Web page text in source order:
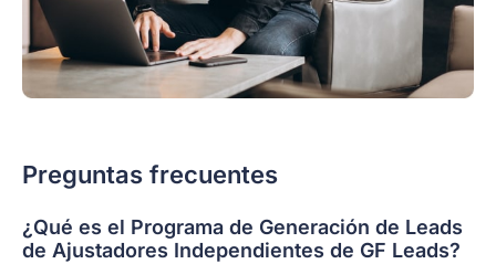
Preguntas frecuentes
¿Qué es el Programa de Generación de Leads
de Ajustadores Independientes de GF Leads?